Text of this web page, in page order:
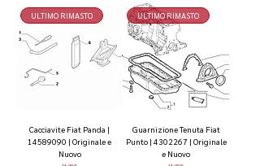
ULTIMO RIMASTO
Cacciavite Fiat Panda |
14589090 | Originale e
Nuovo
Prezzo
ULTIMO RIMASTO
Guarnizione Tenuta Fiat
Punto | 4302267 | Originale
e Nuovo
Prezzo